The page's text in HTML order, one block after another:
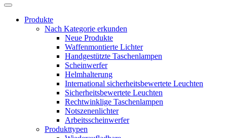
Produkte
Nach Kategorie erkunden
Neue Produkte
Waffenmontierte Lichter
Handgestützte Taschenlampen
Scheinwerfer
Helmhalterung
International sicherheitsbewertete Leuchten
Sicherheitsbewertete Leuchten
Rechtwinklige Taschenlampen
Notszenenlichter
Arbeitsscheinwerfer
Produkttypen